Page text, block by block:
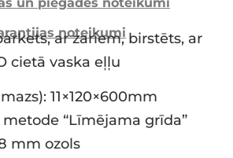
noteikumi
ar zariem, birstēts, ar
cietā vaska eļļu
11×120×600mm
metode “Līmējama grīda”
mm ozols